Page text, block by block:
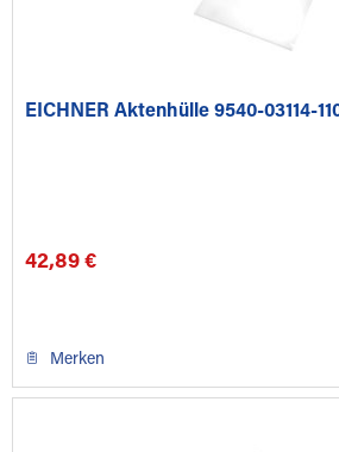
EICHNER Aktenhülle 9540-03114-
42,89 €
Merken